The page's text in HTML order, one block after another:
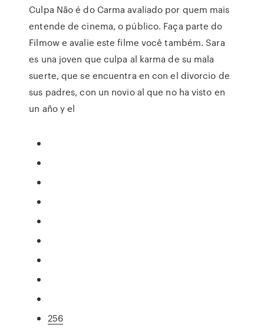
Culpa Não é do Carma avaliado por quem mais
entende de cinema, o público. Faça parte do
Filmow e avalie este filme você também. Sara
es una joven que culpa al karma de su mala
suerte, que se encuentra en con el divorcio de
sus padres, con un novio al que no ha visto en
un año y el
256